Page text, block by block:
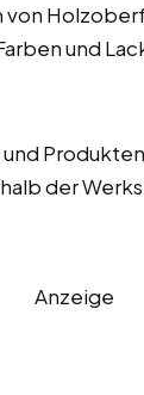
von
und
der
Anzeige